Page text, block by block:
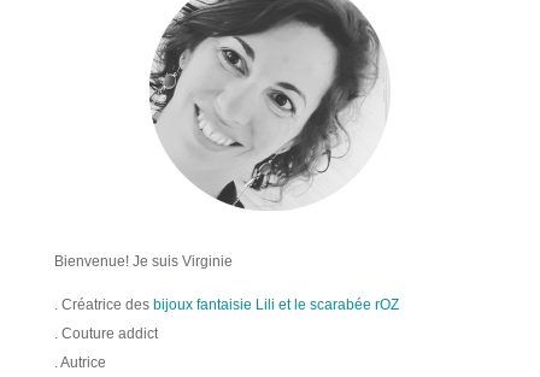
Bienvenue! Je suis Virginie
. Créatrice des bijoux fantaisie Lili et le scarabée rOZ
. Couture addict
. Autrice